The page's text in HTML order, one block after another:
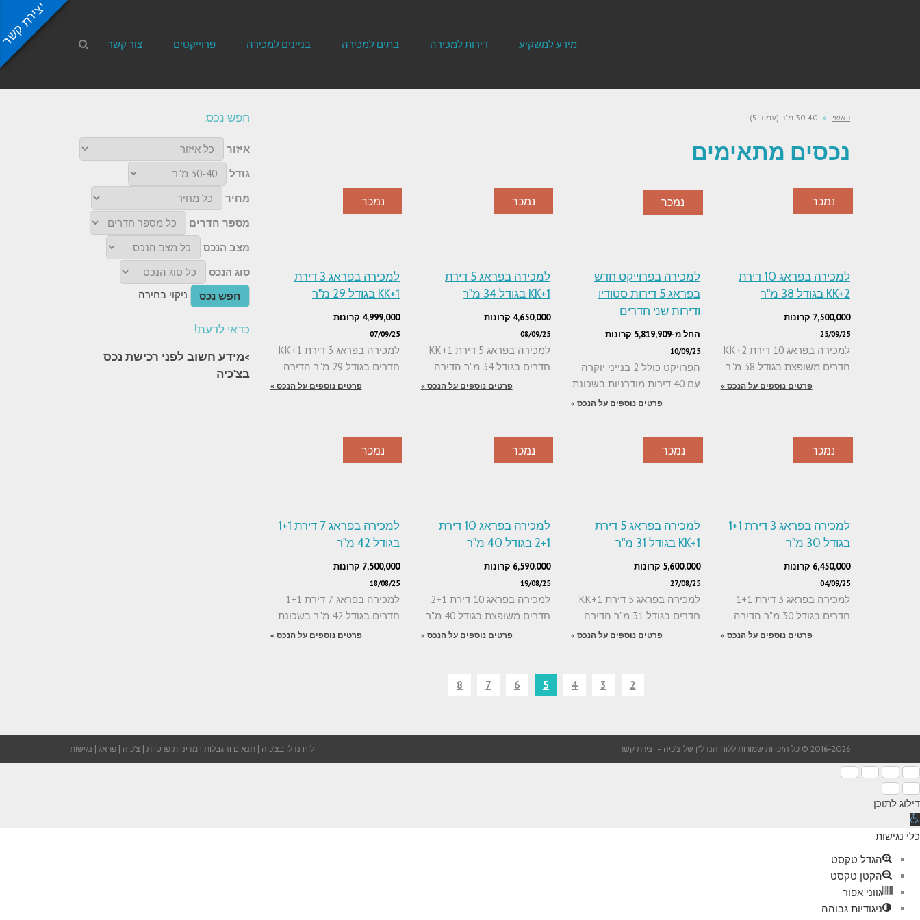
מידע למשקיע דירות למכירה בתים למכירה בניינים למכירה פרוייקטים צור קשר
ראשי » 30-40 מ"ר (עמוד 5)
נכסים מתאימים
נמכר
למכירה בפראג 10 דירת
2+KK בגודל 38 מ"ר
7,500,000 קרונות
25/09/25
למכירה בפראג 10 דירת 2+KK
חדרים משופצת בגודל 38 מ"ר
פרטים נוספים על הנכס »
נמכר
למכירה בפרוייקט חדש
בפראג 5 דירות סטודיו
ודירות שני חדרים
החל מ-5,819,909 קרונות
10/09/25
הפרויקט כולל 2 בנייני יוקרה
עם 40 דירות מודרניות בשכונת
פרטים נוספים על הנכס »
נמכר
למכירה בפראג 5 דירת
1+KK בגודל 34 מ"ר
4,650,000 קרונות
08/09/25
למכירה בפראג 5 דירת 1+KK
חדרים בגודל 34 מ"ר הדירה
פרטים נוספים על הנכס »
נמכר
למכירה בפראג 3 דירת
1+KK בגודל 29 מ"ר
4,999,000 קרונות
07/09/25
למכירה בפראג 3 דירת 1+KK
חדרים בגודל 29 מ"ר הדירה
פרטים נוספים על הנכס »
נמכר
למכירה בפראג 3 דירת 1+1
בגודל 30 מ"ר
6,450,000 קרונות
04/09/25
למכירה בפראג 3 דירת 1+1
חדרים בגודל 30 מ"ר הדירה
פרטים נוספים על הנכס »
נמכר
למכירה בפראג 5 דירת
1+KK בגודל 31 מ"ר
5,600,000 קרונות
27/08/25
למכירה בפראג 5 דירת 1+KK
חדרים בגודל 31 מ"ר הדירה
פרטים נוספים על הנכס »
נמכר
למכירה בפראג 10 דירת
2+1 בגודל 40 מ"ר
6,590,000 קרונות
19/08/25
למכירה בפראג 10 דירת 2+1
חדרים משופצת בגודל 40 מ"ר
פרטים נוספים על הנכס »
נמכר
למכירה בפראג 7 דירת 1+1
בגודל 42 מ"ר
7,500,000 קרונות
18/08/25
למכירה בפראג 7 דירת 1+1
חדרים בגודל 42 מ"ר בשכונת
פרטים נוספים על הנכס »
2
3
4
5
6
7
8
חפש נכס:
איזור
גודל
מחיר
מספר חדרים
מצב הנכס
סוג הנכס
חפש נכס
ניקוי בחירה
כדאי לדעת!
>מידע חשוב לפני רכישת נכס
בצ'כיה​
2016-2026 © כל הזכויות שמורות ללוח הנדל"ן של צ'כיה - יצירת קשר לוח נדלן בצ'כיה | תנאים והגבלות | מדיניות פרטיות | צ'כיה | פראג | נגישות
דילוג לתוכן
פתח
סרגל
כלי נגישות
הגדל טקסט
הקטן טקסט
גווני אפור
ניגודיות גבוהה
יצירת קשר